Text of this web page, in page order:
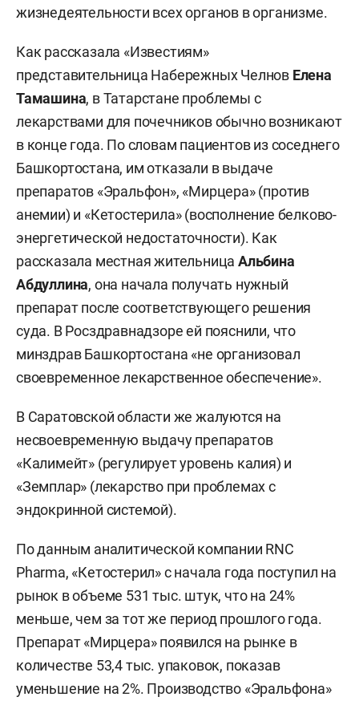
жизнедеятельности всех органов в организме.
Как рассказала «Известиям»
представительница Набережных Челнов Елена
Тамашина, в Татарстане проблемы с
лекарствами для почечников обычно возникают
в конце года. По словам пациентов из соседнего
Башкортостана, им отказали в выдаче
препаратов «Эральфон», «Мирцера» (против
анемии) и «Кетостерила» (восполнение белково-
энергетической недостаточности). Как
рассказала местная жительницаАльбина
Абдуллина, она начала получать нужный
препарат после соответствующего решения
суда. В Росздравнадзоре ей пояснили, что
минздрав Башкортостана «не организовал
своевременное лекарственное обеспечение».
В Саратовской области же жалуются на
несвоевременную выдачу препаратов
«Калимейт» (регулирует уровень калия) и
«Земплар» (лекарство при проблемах с
эндокринной системой).
По данным аналитической компании RNC
Pharma, «Кетостерил» с начала года поступил на
рынок в объеме 531 тыс. штук, что на 24%
меньше, чем за тот же период прошлого года.
Препарат «Мирцера» появился на рынке в
количестве 53,4 тыс. упаковок, показав
уменьшение на 2%. Производство «Эральфона»